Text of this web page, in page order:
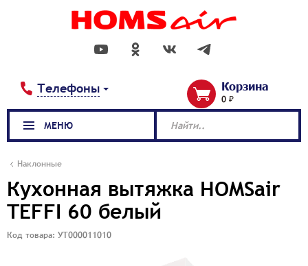
Телефоны Корзина
0 ₽
Наклонные
Кухонная вытяжка HOMSair
TEFFI 60 белый
Код товара: УТ000011010
МЕНЮ Найти..